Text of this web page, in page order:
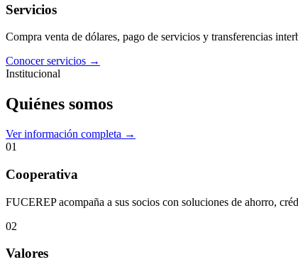
Servicios
Compra venta de dólares, pago de servicios y transferencias
Conocer servicios →
Institucional
Quiénes somos
Ver información completa →
01
Cooperativa
FUCEREP acompaña a sus socios con soluciones de ahorro,
02
Valores